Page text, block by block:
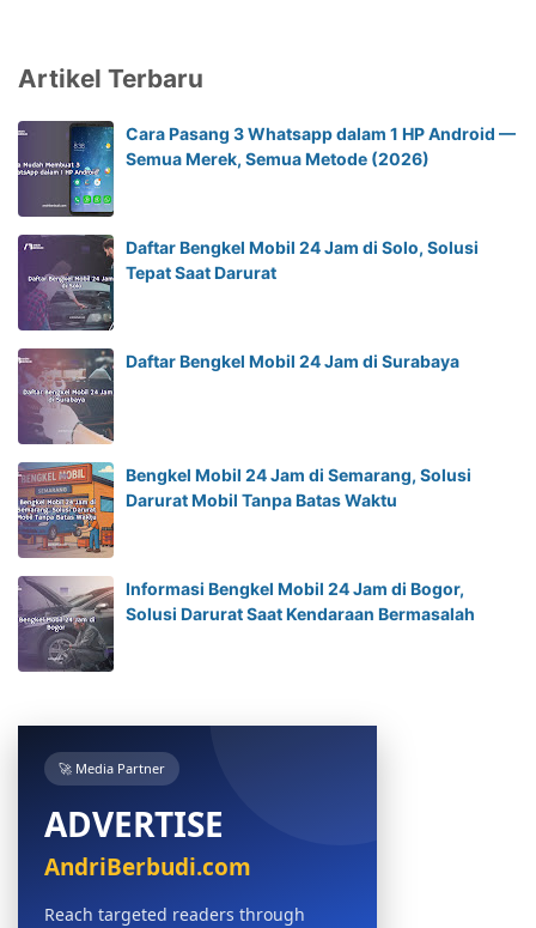
Artikel Terbaru
Cara Pasang 3 Whatsapp dalam 1 HP Android —
Semua Merek, Semua Metode (2026)
Daftar Bengkel Mobil 24 Jam di Solo, Solusi
Tepat Saat Darurat
Daftar Bengkel Mobil 24 Jam di Surabaya
Bengkel Mobil 24 Jam di Semarang, Solusi
Darurat Mobil Tanpa Batas Waktu
Informasi Bengkel Mobil 24 Jam di Bogor,
Solusi Darurat Saat Kendaraan Bermasalah
🚀 Media Partner
ADVERTISE
AndriBerbudi.com
Reach targeted readers through